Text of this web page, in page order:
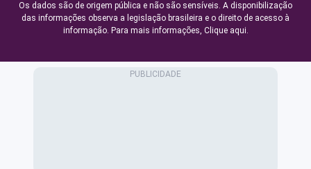
Os dados são de origem pública e não são sensíveis. A disponibilização
das informações observa a legislação brasileira e o direito de acesso à
informação. Para mais informações, Clique aqui.